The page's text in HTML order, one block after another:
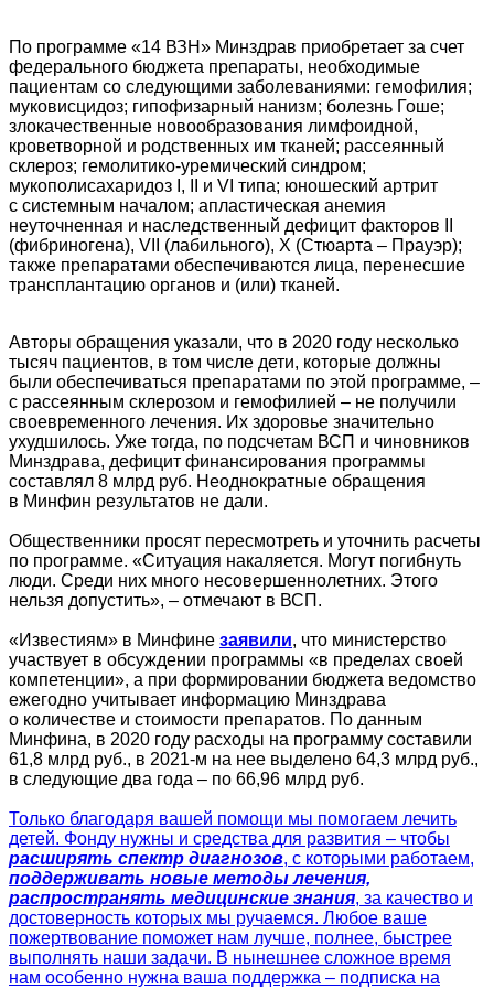
По программе «14 ВЗН» Минздрав приобретает за счет
федерального бюджета препараты, необходимые
пациентам со следующими заболеваниями: гемофилия;
муковисцидоз; гипофизарный нанизм; болезнь Гоше;
злокачественные новообразования лимфоидной,
кроветворной и родственных им тканей; рассеянный
склероз; гемолитико-уремический синдром;
мукополисахаридоз I, II и VI типа; юношеский артрит
с системным началом; апластическая анемия
неуточненная и наследственный дефицит факторов II
(фибриногена), VII (лабильного), X (Стюарта – Прауэр);
также препаратами обеспечиваются лица, перенесшие
трансплантацию органов и (или) тканей.
Авторы обращения указали, что в 2020 году несколько
тысяч пациентов, в том числе дети, которые должны
были обеспечиваться препаратами по этой программе, –
с рассеянным склерозом и гемофилией – не получили
своевременного лечения. Их здоровье значительно
ухудшилось. Уже тогда, по подсчетам ВСП и чиновников
Минздрава, дефицит финансирования программы
составлял 8 млрд руб. Неоднократные обращения
в Минфин результатов не дали.
Общественники просят пересмотреть и уточнить расчеты
по программе. «Ситуация накаляется. Могут погибнуть
люди. Среди них много несовершеннолетних. Этого
нельзя допустить», – отмечают в ВСП.
«Известиям» в Минфине заявили, что министерство
участвует в обсуждении программы «в пределах своей
компетенции», а при формировании бюджета ведомство
ежегодно учитывает информацию Минздрава
о количестве и стоимости препаратов. По данным
Минфина, в 2020 году расходы на программу составили
61,8 млрд руб., в 2021-м на нее выделено 64,3 млрд руб.,
в следующие два года – по 66,96 млрд руб.
Только благодаря вашей помощи мы помогаем лечить
детей. Фонду нужны и средства для развития – чтобы
расширять спектр диагнозов, с которыми работаем,
поддерживать новые методы лечения,
распространять медицинские знания, за качество и
достоверность которых мы ручаемся. Любое ваше
пожертвование поможет нам лучше, полнее, быстрее
выполнять наши задачи. В нынешнее сложное время
нам особенно нужна ваша поддержка – подписка на